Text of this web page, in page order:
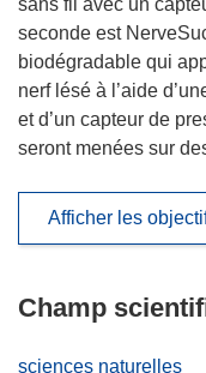
sans fil avec un
seconde est
biodégradable qui
nerf lésé à l’aide
et d’un capteur de
seront menées sur
Afficher les
Champ
sciences naturelles